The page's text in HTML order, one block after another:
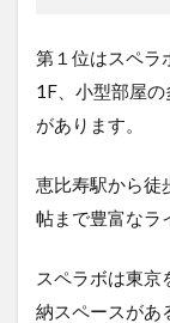
第１位はスペ
1F、小型部屋
があります。
恵比寿駅から徒
帖まで豊富なラ
スペラボは東
納スペースがあ